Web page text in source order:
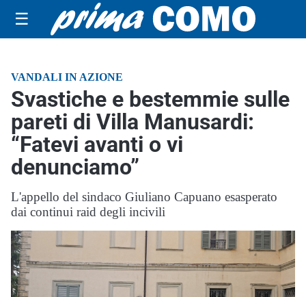
☰
VANDALI IN AZIONE
Svastiche e bestemmie sulle
pareti di Villa Manusardi:
“Fatevi avanti o vi
denunciamo”
L'appello del sindaco Giuliano Capuano esasperato
dai continui raid degli incivili